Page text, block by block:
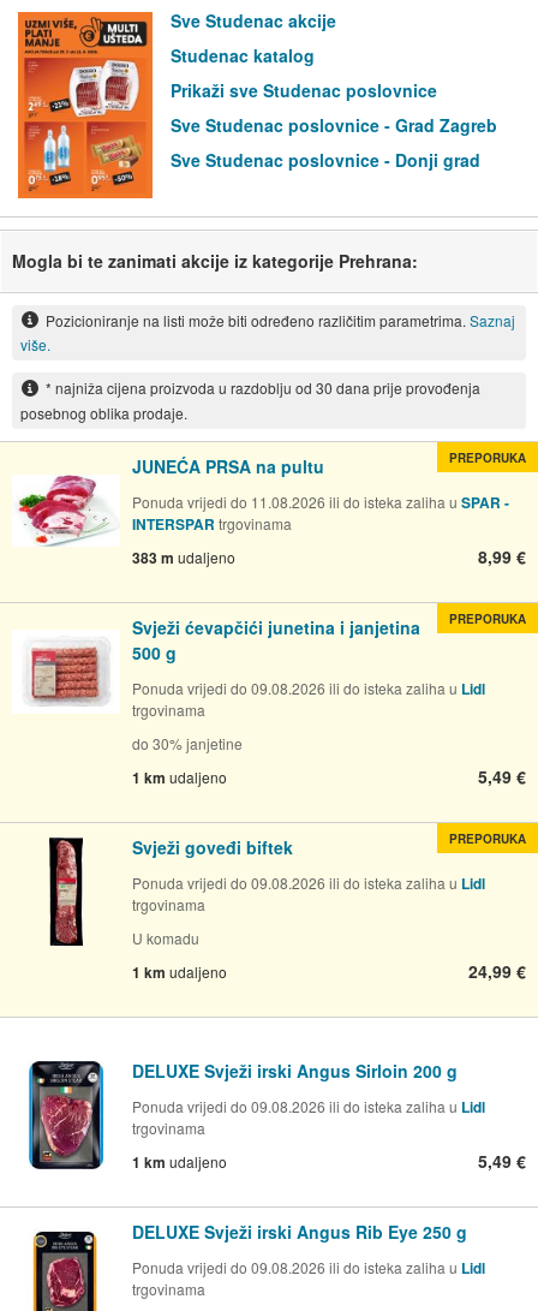
Sve Studenac akcije
Studenac katalog
Prikaži sve Studenac poslovnice
Sve Studenac poslovnice - Grad Zagreb
Sve Studenac poslovnice - Donji grad
Mogla bi te zanimati akcije iz kategorije Prehrana:
Pozicioniranje na listi može biti određeno različitim parametrima. Saznaj
više.
* najniža cijena proizvoda u razdoblju od 30 dana prije provođenja
posebnog oblika prodaje.
JUNEĆA PRSA na pultu
Ponuda vrijedi do 11.08.2026 ili do isteka zaliha u SPAR -
INTERSPAR trgovinama
383 m udaljeno 8,99 €
PREPORUKA
Svježi ćevapčići junetina i janjetina
500 g
Ponuda vrijedi do 09.08.2026 ili do isteka zaliha u Lidl
trgovinama
do 30% janjetine
1 km udaljeno 5,49 €
PREPORUKA
Svježi goveđi biftek
Ponuda vrijedi do 09.08.2026 ili do isteka zaliha u Lidl
trgovinama
U komadu
1 km udaljeno 24,99 €
PREPORUKA
DELUXE Svježi irski Angus Sirloin 200 g
Ponuda vrijedi do 09.08.2026 ili do isteka zaliha u Lidl
trgovinama
1 km udaljeno 5,49 €
DELUXE Svježi irski Angus Rib Eye 250 g
Ponuda vrijedi do 09.08.2026 ili do isteka zaliha u Lidl
trgovinama